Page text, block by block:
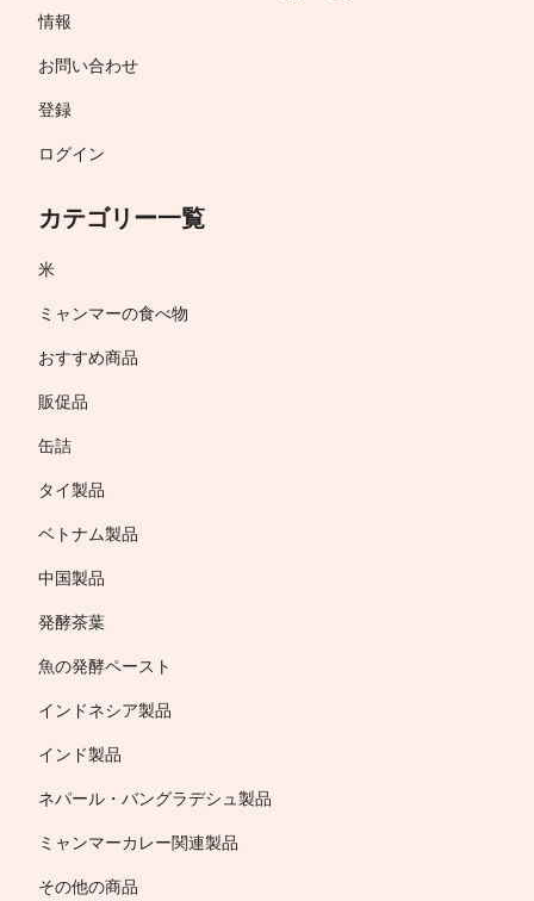
情報
お問い合わせ
登録
ログイン
カテゴリー一覧
米
ミャンマーの食べ物
おすすめ商品
販促品
缶詰
タイ製品
ベトナム製品
中国製品
発酵茶葉
魚の発酵ペースト
インドネシア製品
インド製品
ネパール・バングラデシュ製品
ミャンマーカレー関連製品
その他の商品